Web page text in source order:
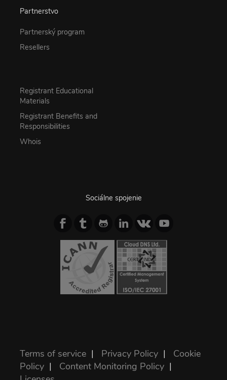
Partnerstvo
Partnerský program
Resellers
Registrant Educational
Materials
Registrant Benefits and
Responsibilities
Whois
Sociálne spojenie
Terms of service | Privacy Policy | Cookie
Policy | Content Monitoring Policy |